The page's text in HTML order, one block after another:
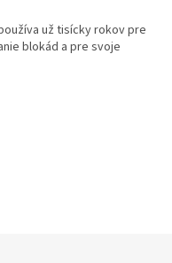
už tisícky rokov pre
blokád a pre svoje